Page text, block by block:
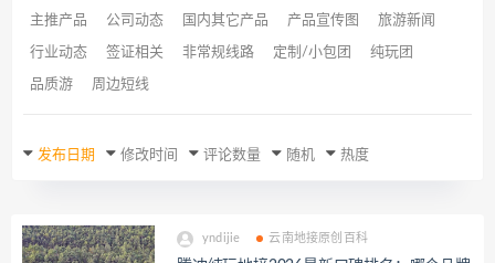
主推产品 公司动态 国内其它产品 产品宣传图 旅游新闻
行业动态 签证相关 非常规线路 定制/小包团 纯玩团
品质游 周边短线
发布日期 修改时间 评论数量 随机 热度
yndijie 云南地接原创百科